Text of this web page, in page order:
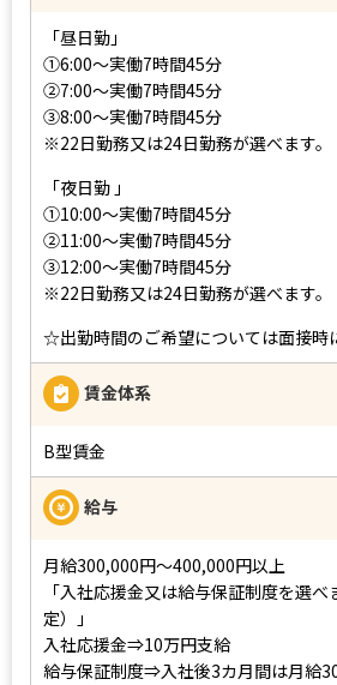
「昼日勤」
➀6:00～実働7時間45分
➁7:00～実働7時間45分
➂8:00～実働7時間45分
※22日勤務又は24日勤務が選べます。
「夜日勤 」
➀10:00～実働7時間45分
➁11:00～実働7時間45分
➂12:00～実働7時間45分
※22日勤務又は24日勤務が選べます。
☆出勤時間のご希望については面接時
賃金体系
B型賃金
給与
月給300,000円～400,000円以上
「入社応援金又は給与保証制度を選
定）」
入社応援金⇒10万円支給
給与保証制度⇒入社後3カ月間は月給